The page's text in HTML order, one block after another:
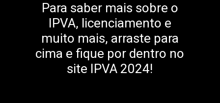
Para saber mais sobre o
IPVA, licenciamento e
muito mais, arraste para
cima e fique por dentro no
site IPVA 2024!